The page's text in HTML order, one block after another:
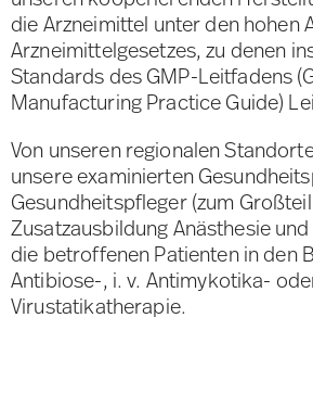
die Arzneimittel unter den hohen
Arzneimittelgesetzes, zu denen
Standards des GMP-Leitfadens
Manufacturing Practice Guide)
Von unseren regionalen
unsere examinierten
Gesundheitspfleger (zum
Zusatzausbildung Anästhesie
die betroffenen Patienten in den
Antibiose-, i. v. Antimykotika-
Virustatikatherapie.